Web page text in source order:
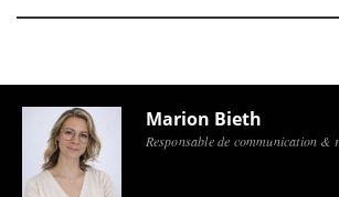
Marion Bieth
Responsable de communication &